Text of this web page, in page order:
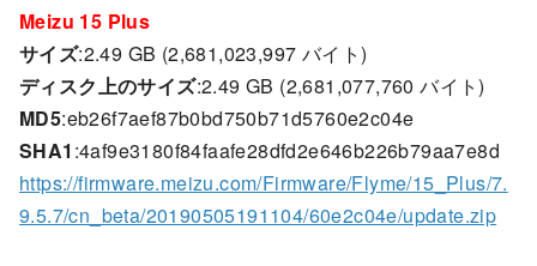
Meizu 15 Plus
サイズ:2.49 GB (2,681,023,997 バイト)
ディスク上のサイズ:2.49 GB (2,681,077,760 バイト)
MD5:eb26f7aef87b0bd750b71d5760e2c04e
SHA1 :4af9e3180f84faafe28dfd2e646b226b79aa7e8d
https://firmware.meizu.com/Firmware/Flyme/15_Plus/7.
9.5.7/cn_beta/20190505191104/60e2c04e/update.zip